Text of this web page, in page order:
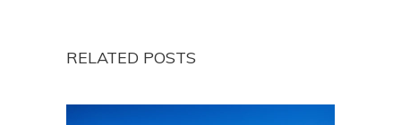
RELATED POSTS